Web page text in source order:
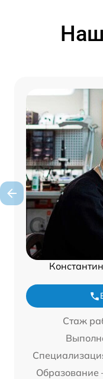
Стаж
Образование